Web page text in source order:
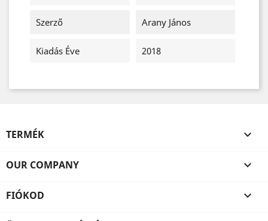
Szerző Arany János
Kiadás Éve 2018
TERMÉK 
OUR COMPANY 
FIÓKOD 